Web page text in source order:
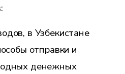
в Узбекистане
отправки и
денежных